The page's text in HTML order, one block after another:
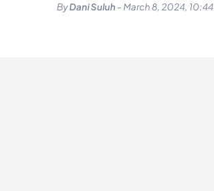
ByDani Suluh -March 8, 2024, 10:44